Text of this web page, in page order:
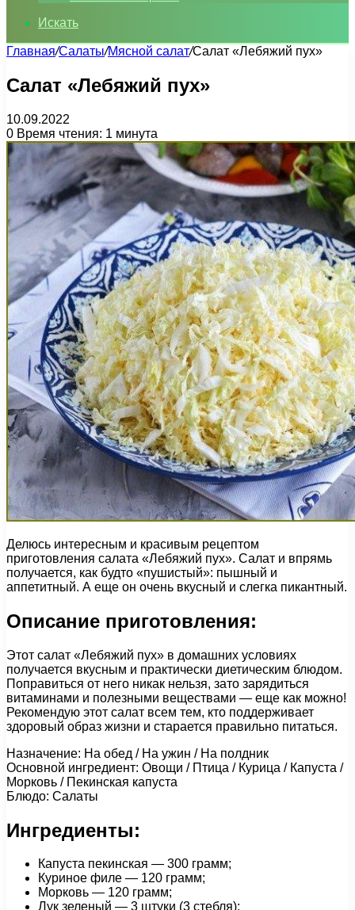
Искать
Главная/Салаты/Мясной салат/Салат «Лебяжий пух»
Салат «Лебяжий пух»
10.09.2022
0 Время чтения: 1 минута
Делюсь интересным и красивым рецептом
приготовления салата «Лебяжий пух». Салат и впрямь
получается, как будто «пушистый»: пышный и
аппетитный. А еще он очень вкусный и слегка пикантный.
Описание приготовления:
Этот салат «Лебяжий пух» в домашних условиях
получается вкусным и практически диетическим блюдом.
Поправиться от него никак нельзя, зато зарядиться
витаминами и полезными веществами — еще как можно!
Рекомендую этот салат всем тем, кто поддерживает
здоровый образ жизни и старается правильно питаться.
Назначение: На обед / На ужин / На полдник
Основной ингредиент: Овощи / Птица / Курица / Капуста /
Морковь / Пекинская капуста
Блюдо: Салаты
Ингредиенты:
Капуста пекинская — 300 грамм;
Куриное филе — 120 грамм;
Морковь — 120 грамм;
Лук зеленый — 3 штуки (3 стебля);